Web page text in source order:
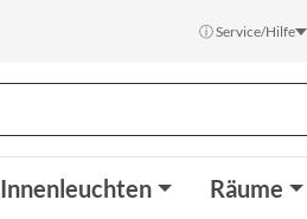
ⓘ Service/Hilfe
Innenleuchten Räume